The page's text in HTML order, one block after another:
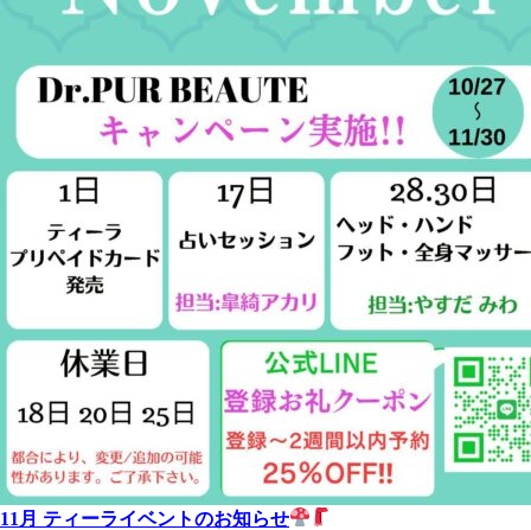
11月 ティーライベントのお知らせ